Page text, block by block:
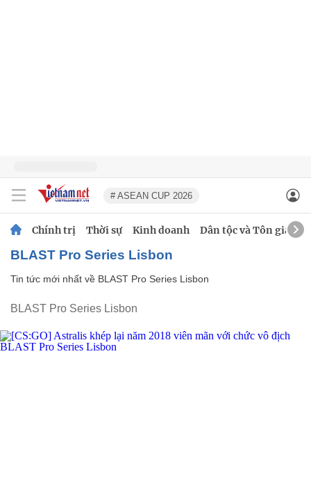
# ASEAN CUP 2026
Chính trị Thời sự Kinh doanh Dân tộc và Tôn giáo
BLAST Pro Series Lisbon
Tin tức mới nhất về BLAST Pro Series Lisbon
BLAST Pro Series Lisbon